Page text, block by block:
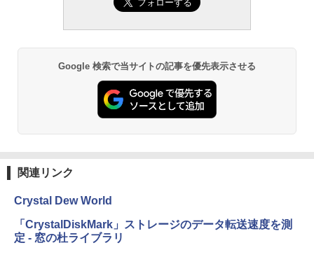
Google 検索で当サイトの記事を優先表示させる
関連リンク
Crystal Dew World
「CrystalDiskMark」ストレージのデータ転送速度を測
定 - 窓の杜ライブラリ